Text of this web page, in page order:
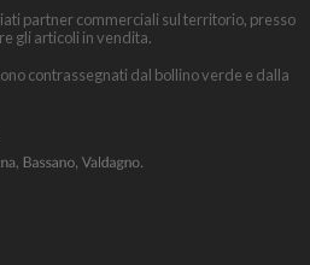
partner commerciali sul territorio, presso
gli articoli in vendita.
contrassegnati dal bollino verde e dalla